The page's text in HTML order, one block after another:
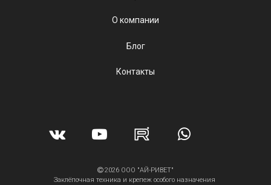
О компании
Блог
Контакты
2026 ООО "АЙ-РИВЕТ"
Заклёпочная техника и крепеж особого назначения